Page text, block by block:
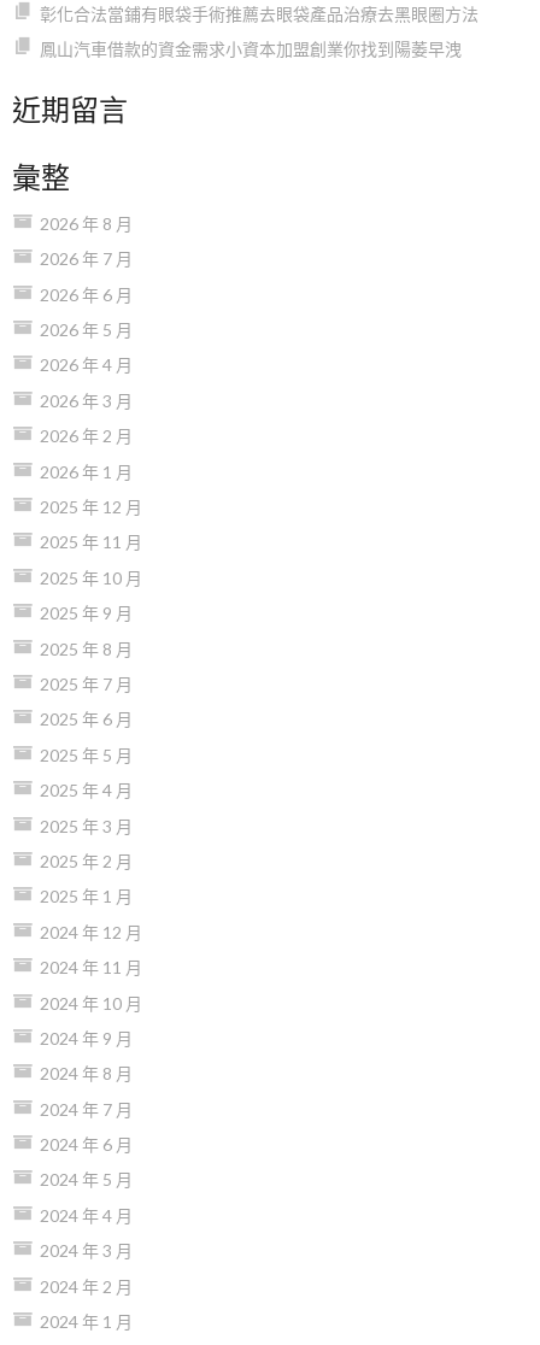
彰化合法當鋪有眼袋手術推薦去眼袋產品治療去黑眼圈方法
鳳山汽車借款的資金需求小資本加盟創業你找到陽萎早洩
近期留言
彙整
2026 年 8 月
2026 年 7 月
2026 年 6 月
2026 年 5 月
2026 年 4 月
2026 年 3 月
2026 年 2 月
2026 年 1 月
2025 年 12 月
2025 年 11 月
2025 年 10 月
2025 年 9 月
2025 年 8 月
2025 年 7 月
2025 年 6 月
2025 年 5 月
2025 年 4 月
2025 年 3 月
2025 年 2 月
2025 年 1 月
2024 年 12 月
2024 年 11 月
2024 年 10 月
2024 年 9 月
2024 年 8 月
2024 年 7 月
2024 年 6 月
2024 年 5 月
2024 年 4 月
2024 年 3 月
2024 年 2 月
2024 年 1 月